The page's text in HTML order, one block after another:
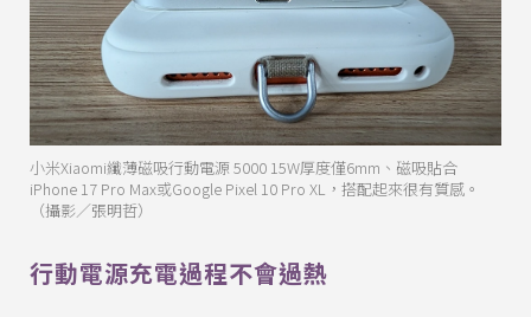
小米Xiaomi纖薄磁吸行動電源 5000 15W厚度僅6mm、磁吸貼合
iPhone 17 Pro Max或Google Pixel 10 Pro XL，搭配起來很有質感。
（攝影／張明哲）
行動電源充電過程不會過熱